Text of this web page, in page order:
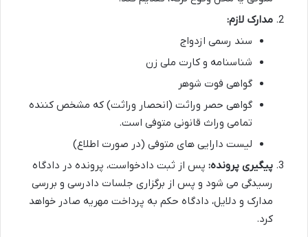
مدارک لازم:
سند رسمی ازدواج
شناسنامه و کارت ملی زن
گواهی فوت شوهر
گواهی حصر وراثت (انحصار وراثت) که مشخص کننده
تمامی وراث قانونی متوفی است.
لیست دارایی های متوفی (در صورت اطلاع)
پیگیری پرونده: پس از ثبت دادخواست، پرونده در دادگاه
رسیدگی می شود و پس از برگزاری جلسات دادرسی و بررسی
مدارک و دلایل، دادگاه حکم به پرداخت مهریه صادر خواهد
کرد.